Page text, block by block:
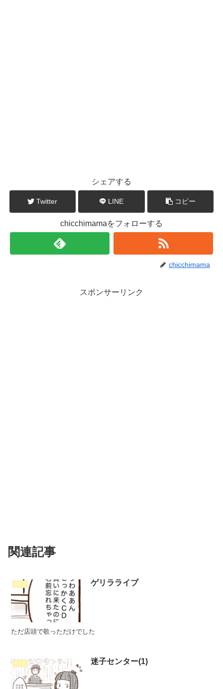
シェアする
Twitter LINE コピー
chicchimamaをフォローする
chicchimama
スポンサーリンク
関連記事
4コマ ゲリラライブ
ただ店頭で歌っただけでした
4コマ 迷子センター(1)